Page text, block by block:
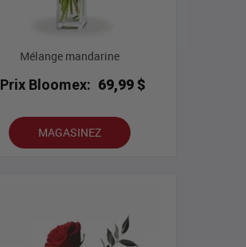
Mélange mandarine
Prix Bloomex: 69,99 $
MAGASINEZ